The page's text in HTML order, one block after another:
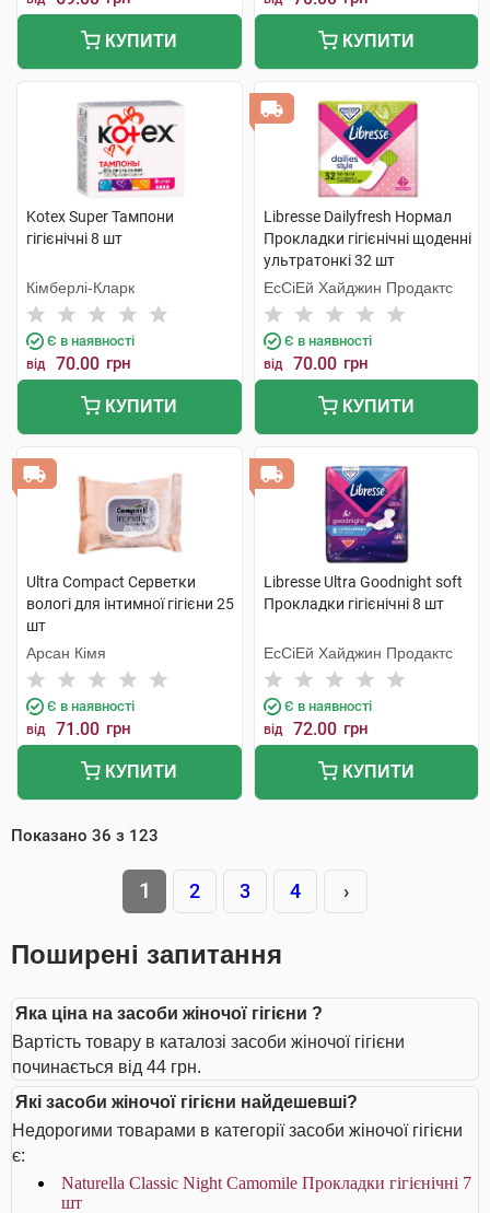
КУПИТИ КУПИТИ
Kotex Super Тампони
гігієнічні 8 шт
Кімберлі-Кларк
Є в наявності
від 70.00 грн
КУПИТИ
Libresse Dailyfresh Нормал
Прокладки гігієнічні щоденні
ультратонкі 32 шт
ЕсСіЕй Хайджин Продактс
Є в наявності
від 70.00 грн
КУПИТИ
Ultra Compact Серветки
вологі для інтимної гігієни 25
шт
Арсан Кімя
Є в наявності
від 71.00 грн
КУПИТИ
Libresse Ultra Goodnight soft
Прокладки гігієнічні 8 шт
ЕсСіЕй Хайджин Продактс
Є в наявності
від 72.00 грн
КУПИТИ
Показано 36 з 123
1 2 3 4 ›
Поширені запитання
Яка ціна на засоби жіночої гігієни ?
Вартість товару в каталозі засоби жіночої гігієни
починається від 44 грн.
Які засоби жіночої гігієни найдешевші?
Недорогими товарами в категорії засоби жіночої гігієни
є:
Naturella Classic Night Camomile Прокладки гігієнічні 7
шт